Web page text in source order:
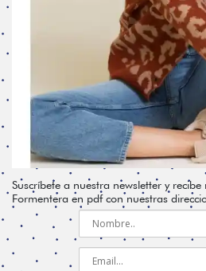
Suscríbete a nuestra newsletter y
Formentera en pdf con nuestras